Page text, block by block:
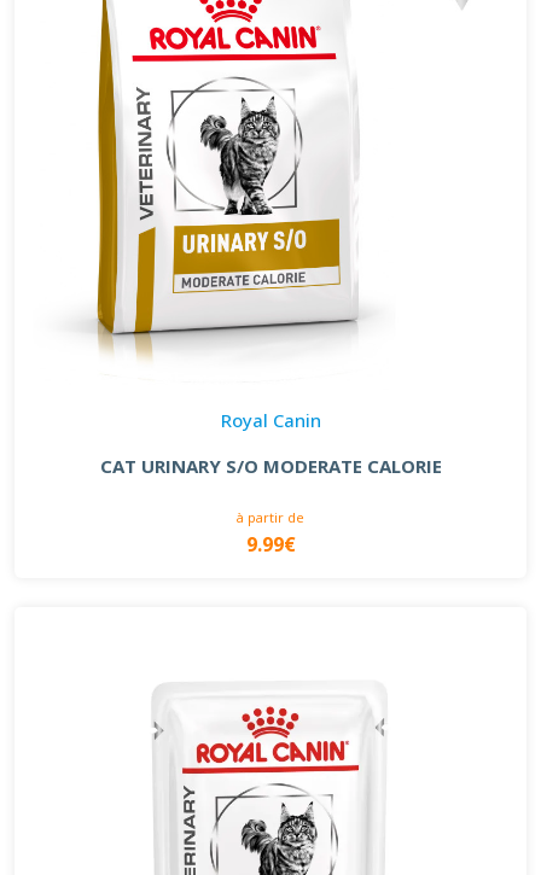
Royal Canin
CAT URINARY S/O MODERATE CALORIE
à partir de
9.99€